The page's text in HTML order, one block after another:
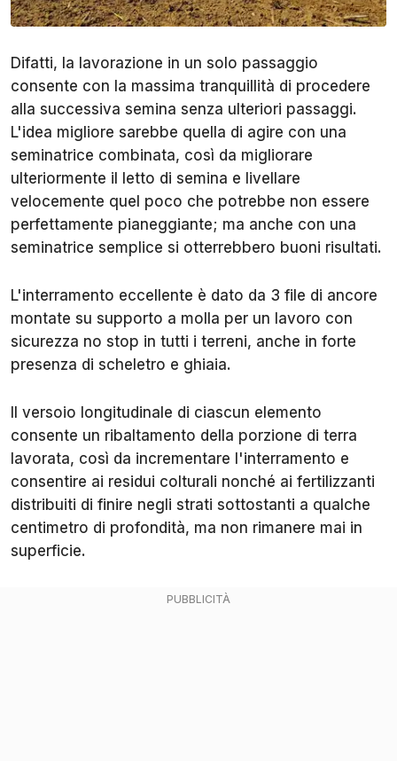
Difatti, la lavorazione in un solo passaggio
consente con la massima tranquillità di procedere
alla successiva semina senza ulteriori passaggi.
L'idea migliore sarebbe quella di agire con una
seminatrice combinata, così da migliorare
ulteriormente il letto di semina e livellare
velocemente quel poco che potrebbe non essere
perfettamente pianeggiante; ma anche con una
seminatrice semplice si otterrebbero buoni risultati.
L'interramento eccellente è dato da 3 file di ancore
montate su supporto a molla per un lavoro con
sicurezza no stop in tutti i terreni, anche in forte
presenza di scheletro e ghiaia.
Il versoio longitudinale di ciascun elemento
consente un ribaltamento della porzione di terra
lavorata, così da incrementare l'interramento e
consentire ai residui colturali nonché ai fertilizzanti
distribuiti di finire negli strati sottostanti a qualche
centimetro di profondità, ma non rimanere mai in
superficie.